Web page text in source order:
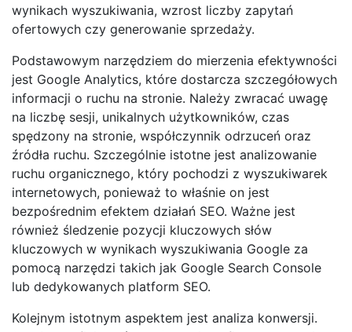
wynikach wyszukiwania, wzrost liczby zapytań
ofertowych czy generowanie sprzedaży.
Podstawowym narzędziem do mierzenia efektywności
jest Google Analytics, które dostarcza szczegółowych
informacji o ruchu na stronie. Należy zwracać uwagę
na liczbę sesji, unikalnych użytkowników, czas
spędzony na stronie, współczynnik odrzuceń oraz
źródła ruchu. Szczególnie istotne jest analizowanie
ruchu organicznego, który pochodzi z wyszukiwarek
internetowych, ponieważ to właśnie on jest
bezpośrednim efektem działań SEO. Ważne jest
również śledzenie pozycji kluczowych słów
kluczowych w wynikach wyszukiwania Google za
pomocą narzędzi takich jak Google Search Console
lub dedykowanych platform SEO.
Kolejnym istotnym aspektem jest analiza konwersji.